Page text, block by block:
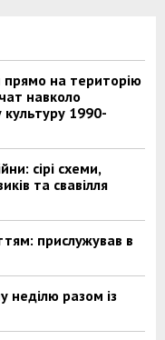
на територію
навколо
1990-
сірі схеми,
та свавілля
прислужував в
неділю разом із